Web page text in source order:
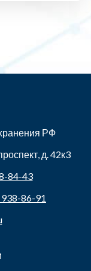
РФ
д. 42к3
84-43
86-91